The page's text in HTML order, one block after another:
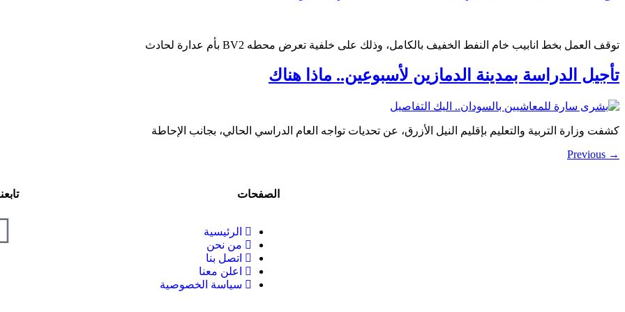
توقف العمل بخط انابيب خام النفط الخفيف بالكامل، وذلك على خلفية تعرض محطه BV2 بأم عدارة لحادث
تأجيل الدراسة بمدينة الدمازين لأسبوعين.. ماذا هناك
كشفت وزارة التربية والتعليم بإقليم النيل الأزرق، عن تحديات تواجه العام الدراسي الحالي، بجانب الإحاطة
→
الصفحات
الرئيسية
من نحن
اتصل بنا
اعلن معنا
سياسة الخصوصية